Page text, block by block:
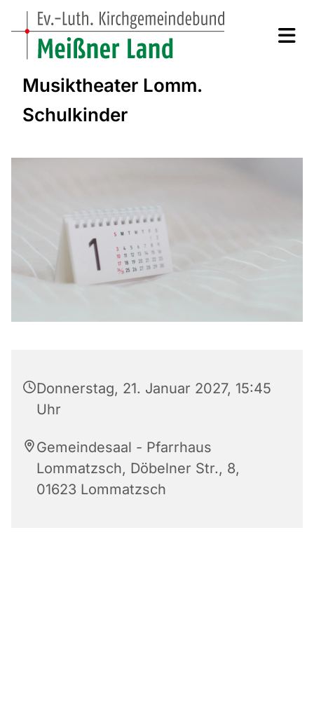
Musiktheater Lomm.
Schulkinder
Donnerstag, 21. Januar 2027, 15:45
Uhr
Gemeindesaal - Pfarrhaus
Lommatzsch, Döbelner Str., 8,
01623 Lommatzsch